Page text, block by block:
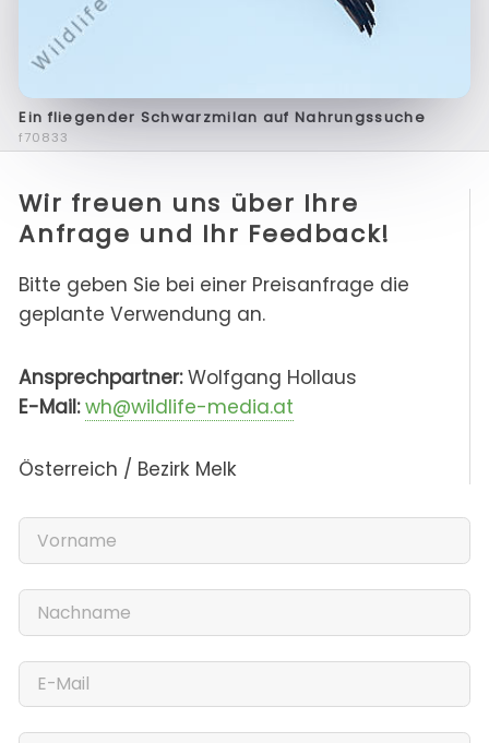
Ein fliegender Schwarzmilan auf Nahrungssuche
f70833
Wir freuen uns über Ihre
Anfrage und Ihr Feedback!
Bitte geben Sie bei einer Preisanfrage die
geplante Verwendung an.
Ansprechpartner:Wolfgang Hollaus
E-Mail: wh@wildlife-media.at
Österreich / Bezirk Melk